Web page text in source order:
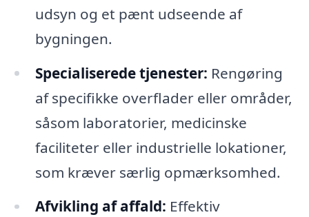
udsyn og et pænt udseende af
bygningen.
Specialiserede tjenester: Rengøring
af specifikke overflader eller områder,
såsom laboratorier, medicinske
faciliteter eller industrielle lokationer,
som kræver særlig opmærksomhed.
Afvikling af affald: Effektiv